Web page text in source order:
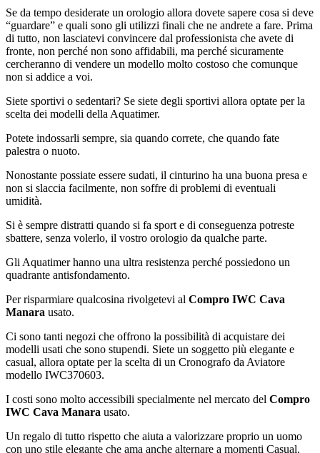
Se da tempo desiderate un orologio allora dovete sapere cosa si deve
“guardare” e quali sono gli utilizzi finali che ne andrete a fare. Prima
di tutto, non lasciatevi convincere dal professionista che avete di
fronte, non perché non sono affidabili, ma perché sicuramente
cercheranno di vendere un modello molto costoso che comunque
non si addice a voi.
Siete sportivi o sedentari? Se siete degli sportivi allora optate per la
scelta dei modelli della Aquatimer.
Potete indossarli sempre, sia quando correte, che quando fate
palestra o nuoto.
Nonostante possiate essere sudati, il cinturino ha una buona presa e
non si slaccia facilmente, non soffre di problemi di eventuali
umidità.
Si è sempre distratti quando si fa sport e di conseguenza potreste
sbattere, senza volerlo, il vostro orologio da qualche parte.
Gli Aquatimer hanno una ultra resistenza perché possiedono un
quadrante antisfondamento.
Per risparmiare qualcosina rivolgetevi al Compro IWC Cava
Manara usato.
Ci sono tanti negozi che offrono la possibilità di acquistare dei
modelli usati che sono stupendi. Siete un soggetto più elegante e
casual, allora optate per la scelta di un Cronografo da Aviatore
modello IWC370603.
I costi sono molto accessibili specialmente nel mercato del Compro
IWC Cava Manara usato.
Un regalo di tutto rispetto che aiuta a valorizzare proprio un uomo
con uno stile elegante che ama anche alternare a momenti Casual.